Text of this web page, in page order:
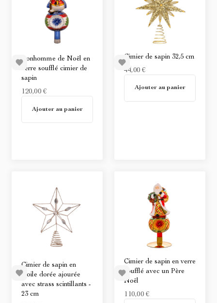
Bonhomme de Noël en
verre soufflé cimier de
sapin
120,00 €
Non disponible
Ajouter au panier
Cimier de sapin 32,5 cm
44,00 €
Non disponible
Ajouter au panier
Cimier de sapin en
étoile dorée ajourée
avec strass scintillants -
23 cm
Cimier de sapin en verre
soufflé avec un Père
Noël
110,00 €